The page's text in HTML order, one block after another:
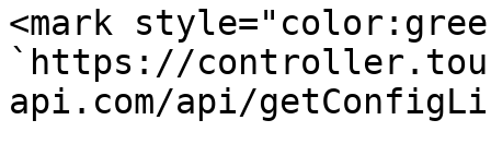
<mark
`https://
api.com/api/